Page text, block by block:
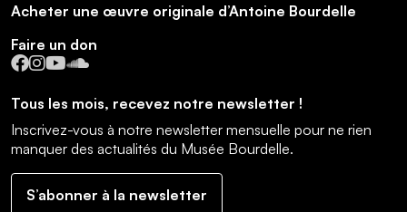
Acheter une œuvre originale d’Antoine Bourdelle
Faire un don
Facebook
Instagram
YouTube
SoundCloud
Tous les mois, recevez notre newsletter !
Inscrivez-vous à notre newsletter mensuelle pour ne rien
manquer des actualités du Musée Bourdelle.
S’abonner à la newsletter